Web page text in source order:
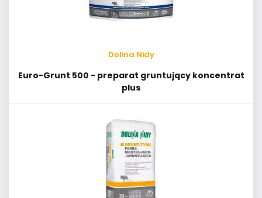
Dolina Nidy
Euro-Grunt 500 - preparat gruntujący koncentrat
plus